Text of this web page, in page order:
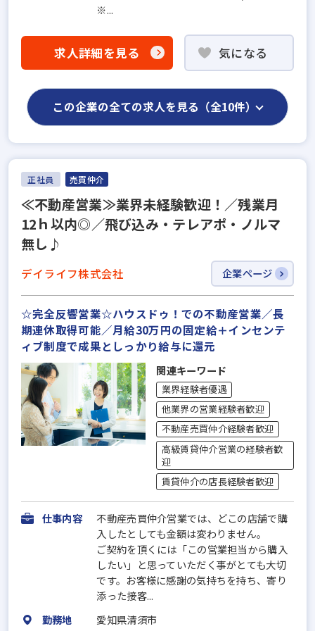
※...
求人詳細を見る 気になる
この企業の全ての求人を見る（全10件）
正社員 売買仲介
≪不動産営業≫業界未経験歓迎！／残業月
12ｈ以内◎／飛び込み・テレアポ・ノルマ
無し♪
デイライフ株式会社 企業ページ
☆完全反響営業☆ハウスドゥ！での不動産営業／長
期連休取得可能／月給30万円の固定給＋インセンテ
ィブ制度で成果としっかり給与に還元
関連キーワード
業界経験者優遇
他業界の営業経験者歓迎
不動産売買仲介経験者歓迎
高級賃貸仲介営業の経験者歓
迎
賃貸仲介の店長経験者歓迎
仕事内容
不動産売買仲介営業では、どこの店舗で購
入したとしても金額は変わりません。
ご契約を頂くには「この営業担当から購入
したい」と思っていただく事がとても大切
です。お客様に感謝の気持ちを持ち、寄り
添った接客...
勤務地
愛知県清須市